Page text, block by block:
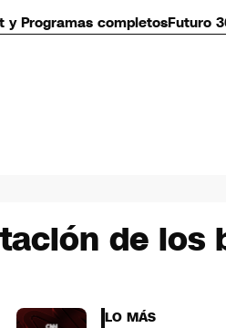
y Programas completosFuturo
de los
LO MÁS